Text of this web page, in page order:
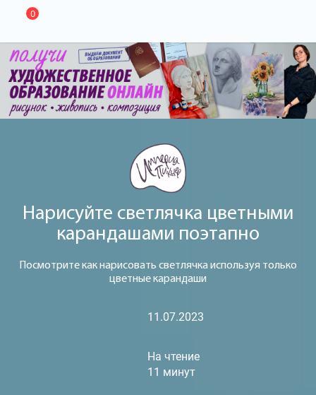
0
Нарисуйте светлячка цветными
карандашами поэтапно
Посмотрите как нарисовать светлячка используя только
цветные карандаши
11.07.2023
На чтение
11 минут